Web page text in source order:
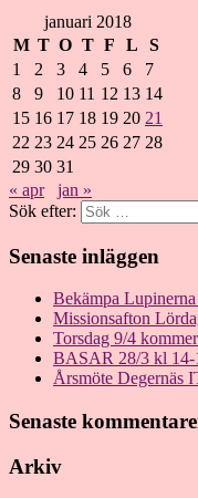
januari 2018
M T O T F L
S
1
2 3 4 5 6
7
8
9 10 11 12 13 14
15 16 17 18 19 20 21
22 23 24 25 26 27 28
29 30 31
« apr
jan »
Sök efter:
Senaste inläggen
Bekämpa
Missionsafton
Torsdag 9/4
BASAR 28/3 kl 14-
Årsmöte Degernäs
Senaste
Arkiv